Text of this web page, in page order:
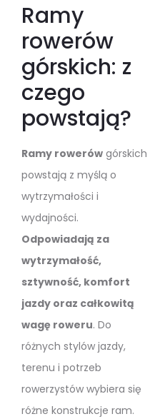
Ramy
rowerów
górskich: z
czego
powstają?
Ramy rowerów górskich
powstają z myślą o
wytrzymałości i
wydajności.
Odpowiadają za
wytrzymałość,
sztywność, komfort
jazdy oraz całkowitą
wagę roweru. Do
różnych stylów jazdy,
terenu i potrzeb
rowerzystów wybiera się
różne konstrukcje ram.